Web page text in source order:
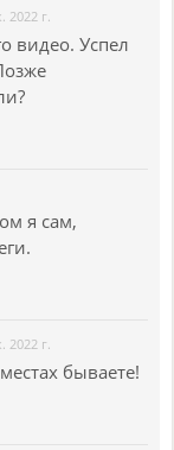
2022 г.
видео. Успел
я сам,
2022 г.
бываете!